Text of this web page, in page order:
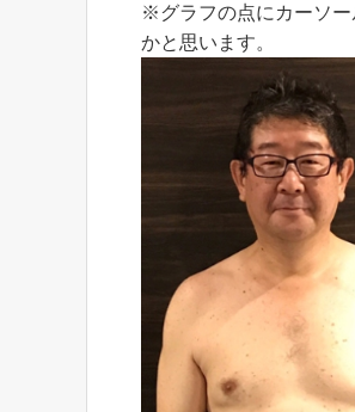
※グラフの点にカーソー
かと思います。